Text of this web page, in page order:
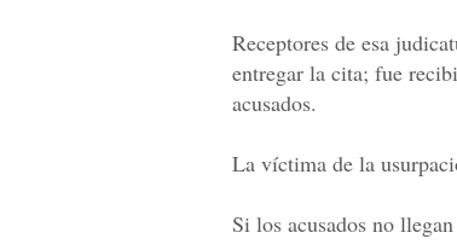
Receptores de esa
entregar la cita; fue
acusados.
La víctima de la
Si los acusados no